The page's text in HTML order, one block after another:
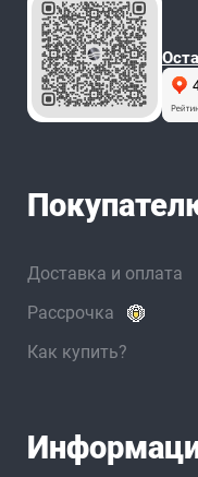
Доставка и оплата
Рассрочка
Как купить?